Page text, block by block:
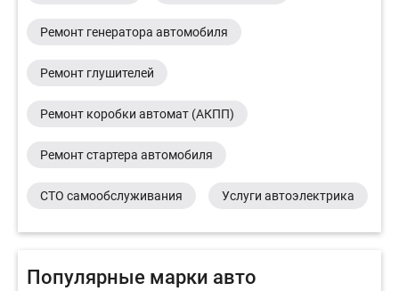
Ремонт генератора автомобиля
Ремонт глушителей
Ремонт коробки автомат (АКПП)
Ремонт стартера автомобиля
СТО самообслуживания Услуги автоэлектрика
Популярные марки авто